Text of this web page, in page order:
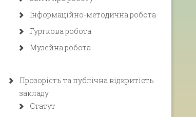
Інформаційно-методична робота
Гурткова робота
Музейна робота
Прозорість та публічна відкритість
закладу
Статут